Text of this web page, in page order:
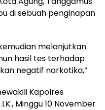
di sebuah penginapan
melanjutkan
hasil tes terhadap
negatif narkotika,”
Kapolres
Minggu 10 November